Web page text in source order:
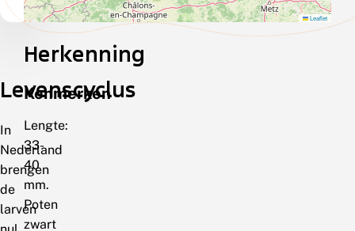
Leaflet
Levenscyclus
In
Nederland
brengen
de
larven
Herkenning
Kenmerken
Lengte:
33-
40
mm.
Poten
zwart